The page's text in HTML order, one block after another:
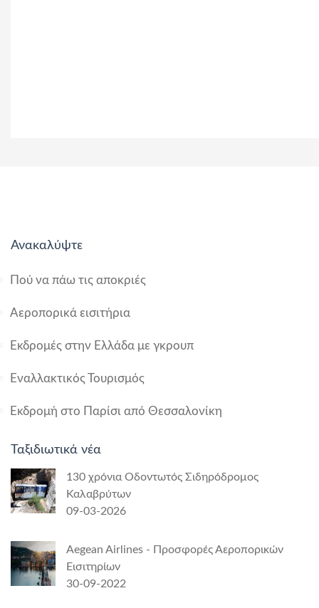
Ανακαλύψτε
Πού να πάω τις αποκριές
Αεροπορικά εισιτήρια
Εκδρομές στην Ελλάδα με γκρουπ
Εναλλακτικός Τουρισμός
Εκδρομή στο Παρίσι από Θεσσαλονίκη
Ταξιδιωτικά νέα
130 χρόνια Οδοντωτός Σιδηρόδρομος
Καλαβρύτων
09-03-2026
Aegean Airlines - Προσφορές Αεροπορικών
Εισιτηρίων
30-09-2022